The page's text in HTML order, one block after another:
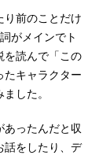
り前のことだけ
がメインでト
を読んで「この
たキャラクター
した。
あったんだと収
話をしたり、デ